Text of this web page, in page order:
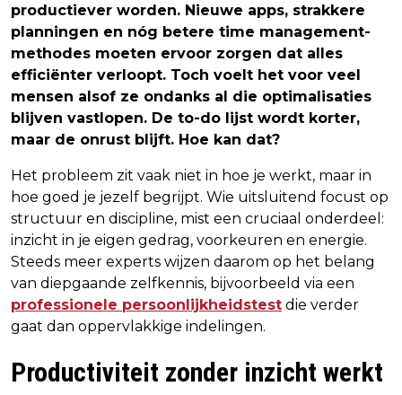
productiever worden. Nieuwe apps, strakkere
planningen en nóg betere time management-
methodes moeten ervoor zorgen dat alles
efficiënter verloopt. Toch voelt het voor veel
mensen alsof ze ondanks al die optimalisaties
blijven vastlopen. De to-do lijst wordt korter,
maar de onrust blijft. Hoe kan dat?
Het probleem zit vaak niet in hoe je werkt, maar in
hoe goed je jezelf begrijpt. Wie uitsluitend focust op
structuur en discipline, mist een cruciaal onderdeel:
inzicht in je eigen gedrag, voorkeuren en energie.
Steeds meer experts wijzen daarom op het belang
van diepgaande zelfkennis, bijvoorbeeld via een
professionele persoonlijkheidstest die verder
gaat dan oppervlakkige indelingen.
Productiviteit zonder inzicht werkt